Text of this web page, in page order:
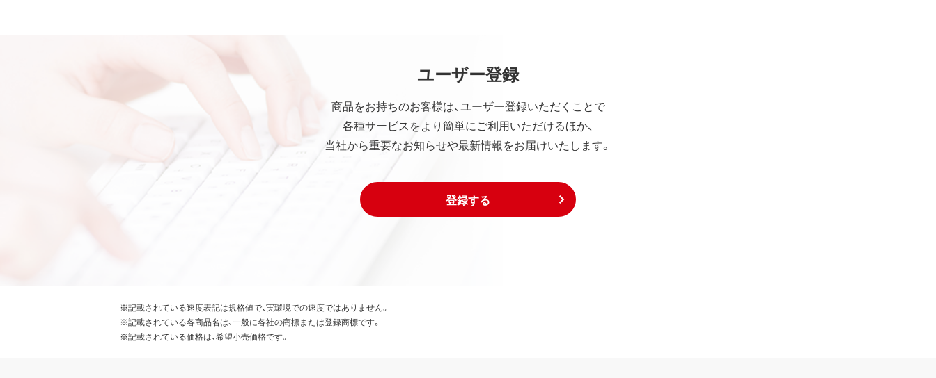
ユーザー登録
商品をお持ちのお客様は、ユーザー登録いただくことで
各種サービスをより簡単にご利用いただけるほか、
当社から重要なお知らせや最新情報をお届けいたします。
登録する
※記載されている速度表記は規格値で、実環境での速度ではありません。
※記載されている各商品名は、一般に各社の商標または登録商標です。
※記載されている価格は、希望小売価格です。